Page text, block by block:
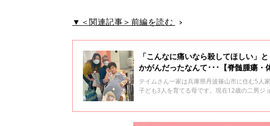
▼＜関連記事＞前編を読む
「こんなに痛いなら殺してほしい」
かがんだったなんて･･･【脊髄腫瘍・
テイムさん一家は兵庫県丹波篠山市に住む5人
子ども3人を育てる母です。現在12歳の二男ジ